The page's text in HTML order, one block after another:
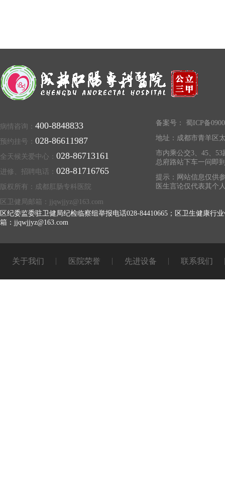
病情咨询： 400-8848833
预约挂号： 028-86611987
全天候关爱中心： 028-86713161
进修、招聘电话： 028-81716765
版权所有：成都肛肠专科医院
区卫健局邮箱：jjqwjjyz@163.com
备案号：
蜀ICP备
地址：成都市青羊区
市内乘公交3、45、
总府路站下车一问即
提示：网站信息仅供
医生言论仅代表其个
区纪委监委驻卫健局纪检临察组举报电话028-84410665；区卫生健康行
箱：jjqwjjyz@163.com
关于我们 医院荣誉 先进设备 联系我们